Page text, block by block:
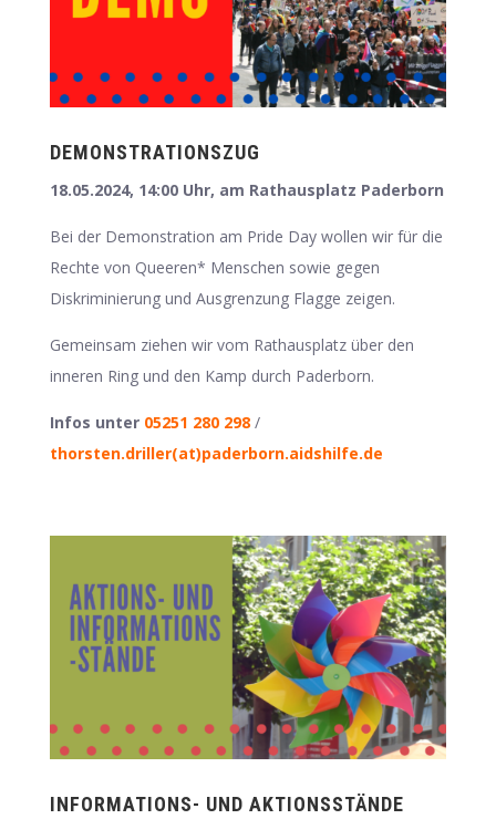
DEMONSTRATIONSZUG
18.05.2024, 14:00 Uhr, am Rathausplatz Paderborn
Bei der Demonstration am Pride Day wollen wir für die
Rechte von Queeren* Menschen sowie gegen
Diskriminierung und Ausgrenzung Flagge zeigen.
Gemeinsam ziehen wir vom Rathausplatz über den
inneren Ring und den Kamp durch Paderborn.
Infos unter 05251 280 298/
thorsten.driller(at)paderborn.aidshilfe.de
INFORMATIONS- UND AKTIONSSTÄNDE